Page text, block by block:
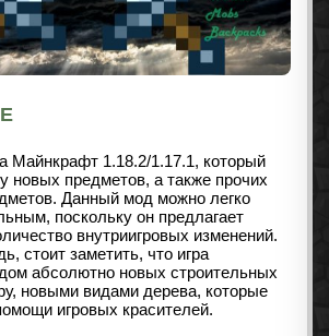
Майнкрафт 1.18.2/1.17.1, который
новых предметов, а также прочих
Данный мод можно легко
поскольку он предлагает
внутриигровых изменений.
стоит заметить, что игра
абсолютно новых строительных
новыми видами дерева, которые
игровых красителей.